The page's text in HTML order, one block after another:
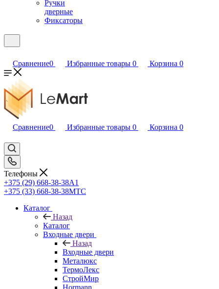
Ручки
дверные
Фиксаторы
Сравнение0 Избранные товары 0 Корзина 0
Сравнение0 Избранные товары 0 Корзина 0
Телефоны
+375 (29) 668-38-38A1
+375 (33) 668-38-38МТС
Каталог
Назад
Каталог
Входные двери
Назад
Входные двери
Металюкс
ТермоЛекс
СтройМир
Hormann